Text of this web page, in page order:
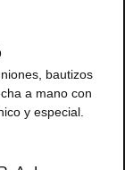
bautizos
a mano con
y especial.